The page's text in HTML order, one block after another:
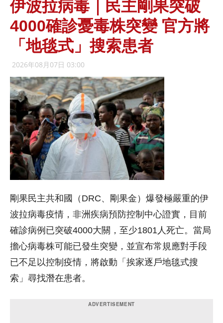
伊波拉病毒｜民主剛果突破
4000確診憂毒株突變 官方將
「地毯式」搜索患者
2026年08月07日 03:00
剛果民主共和國（DRC、剛果金）爆發極嚴重的伊
波拉病毒疫情，非洲疾病預防控制中心證實，目前
確診病例已突破4000大關，至少1801人死亡。當局
擔心病毒株可能已發生突變，並宣布常規應對手段
已不足以控制疫情，將啟動「挨家逐戶地毯式搜
索」尋找潛在患者。